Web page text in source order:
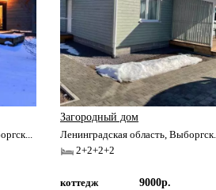
Загородный дом
Ленинградская область, Выборгск...
2+2+2+2
коттедж
9000р.